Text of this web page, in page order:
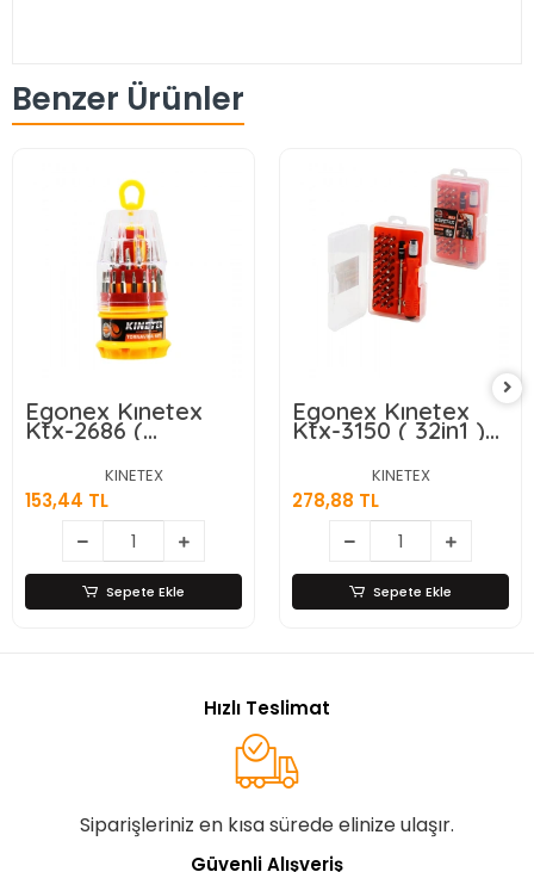
Benzer Ürünler
Egonex Kınetex
Ktx-2686 (
31pcs=31in1)
(yumurta Model
Kutulu) Telefon &
Tornavida Bits Uç
Seti ( 30pcs Uç +
1-t.vida Sapı )*20x6
KINETEX
153,44 TL
Sepete Ekle
Egonex Kınetex
Ktx-3150 ( 32in1 )
Tornavida Bits Uç
Seti ( 30pcs Uç +
1-kalem Model
T.vida Sapı + 1-
uzatma Adaptörü
)*20x6
KINETEX
278,88 TL
Sepete Ekle
Hızlı Teslimat
Siparişleriniz en kısa sürede elinize ulaşır.
Güvenli Alışveriş